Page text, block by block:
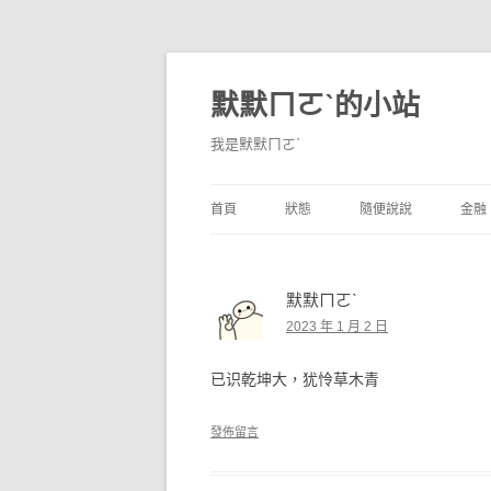
默默ㄇㄛˋ的小站
我是默默ㄇㄛˋ
首頁 狀態
獨白
隨便說說 金融
默默ㄇㄛˋ
2023 年 1 月 2 日
已识乾坤大，犹怜草木青
發佈留言